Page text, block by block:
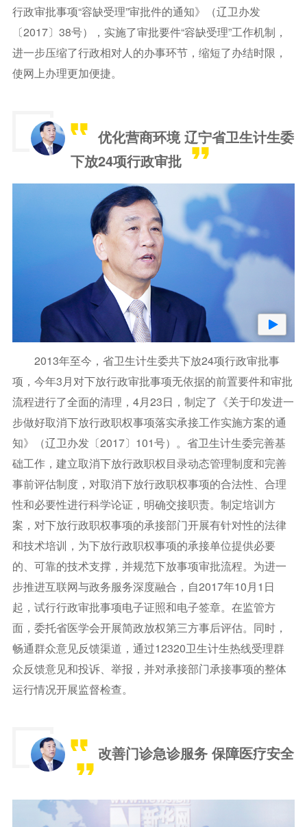
行政审批事项“容缺受理”审批件的通知》（辽卫办发
〔2017〕38号），实施了审批要件“容缺受理”工作机制，
进一步压缩了行政相对人的办事环节，缩短了办结时限，
使网上办理更加便捷。
优化营商环境 辽宁省卫生计生委
下放24项行政审批
2013年至今，省卫生计生委共下放24项行政审批事
项，今年3月对下放行政审批事项无依据的前置要件和审批
流程进行了全面的清理，4月23日，制定了《关于印发进一
步做好取消下放行政职权事项落实承接工作实施方案的通
知》（辽卫办发〔2017〕101号）。省卫生计生委完善基
础工作，建立取消下放行政职权目录动态管理制度和完善
事前评估制度，对取消下放行政职权事项的合法性、合理
性和必要性进行科学论证，明确交接职责。制定培训方
案，对下放行政职权事项的承接部门开展有针对性的法律
和技术培训，为下放行政职权事项的承接单位提供必要
的、可靠的技术支撑，并规范下放事项审批流程。为进一
步推进互联网与政务服务深度融合，自2017年10月1日
起，试行行政审批事项电子证照和电子签章。在监管方
面，委托省医学会开展简政放权第三方事后评估。同时，
畅通群众意见反馈渠道，通过12320卫生计生热线受理群
众反馈意见和投诉、举报，并对承接部门承接事项的整体
运行情况开展监督检查。
改善门诊急诊服务 保障医疗安全